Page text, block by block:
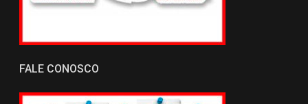
FALE CONOSCO